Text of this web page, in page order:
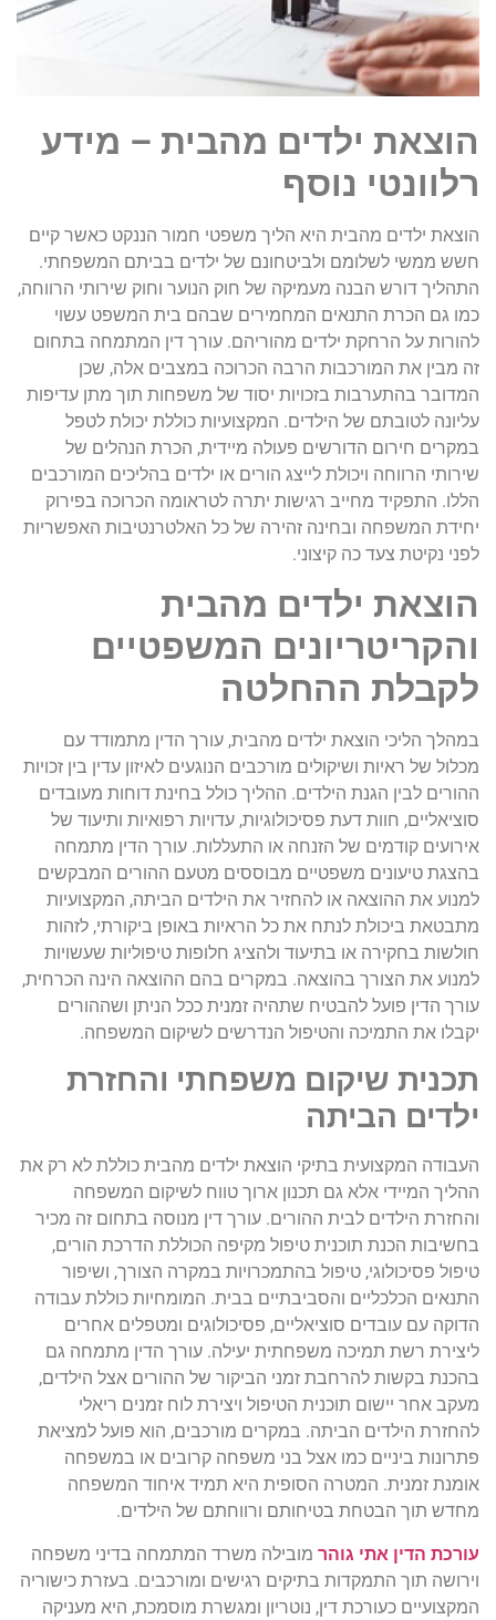
הוצאת ילדים מהבית – מידע
רלוונטי נוסף
הוצאת ילדים מהבית היא הליך משפטי חמור הננקט כאשר קיים
חשש ממשי לשלומם ולביטחונם של ילדים בביתם המשפחתי.
התהליך דורש הבנה מעמיקה של חוק הנוער וחוק שירותי הרווחה,
כמו גם הכרת התנאים המחמירים שבהם בית המשפט עשוי
להורות על הרחקת ילדים מהוריהם. עורך דין המתמחה בתחום
זה מבין את המורכבות הרבה הכרוכה במצבים אלה, שכן
המדובר בהתערבות בזכויות יסוד של משפחות תוך מתן עדיפות
עליונה לטובתם של הילדים. המקצועיות כוללת יכולת לטפל
במקרים חירום הדורשים פעולה מיידית, הכרת הנהלים של
שירותי הרווחה ויכולת לייצג הורים או ילדים בהליכים המורכבים
הללו. התפקיד מחייב רגישות יתרה לטראומה הכרוכה בפירוק
יחידת המשפחה ובחינה זהירה של כל האלטרנטיבות האפשריות
לפני נקיטת צעד כה קיצוני.
הוצאת ילדים מהבית
והקריטריונים המשפטיים
לקבלת ההחלטה
במהלך הליכי הוצאת ילדים מהבית, עורך הדין מתמודד עם
מכלול של ראיות ושיקולים מורכבים הנוגעים לאיזון עדין בין זכויות
ההורים לבין הגנת הילדים. ההליך כולל בחינת דוחות מעובדים
סוציאליים, חוות דעת פסיכולוגיות, עדויות רפואיות ותיעוד של
אירועים קודמים של הזנחה או התעללות. עורך הדין מתמחה
בהצגת טיעונים משפטיים מבוססים מטעם ההורים המבקשים
למנוע את ההוצאה או להחזיר את הילדים הביתה, המקצועיות
מתבטאת ביכולת לנתח את כל הראיות באופן ביקורתי, לזהות
חולשות בחקירה או בתיעוד ולהציג חלופות טיפוליות שעשויות
למנוע את הצורך בהוצאה. במקרים בהם ההוצאה הינה הכרחית,
עורך הדין פועל להבטיח שתהיה זמנית ככל הניתן ושההורים
יקבלו את התמיכה והטיפול הנדרשים לשיקום המשפחה.
תכנית שיקום משפחתי והחזרת
ילדים הביתה
העבודה המקצועית בתיקי הוצאת ילדים מהבית כוללת לא רק את
ההליך המיידי אלא גם תכנון ארוך טווח לשיקום המשפחה
והחזרת הילדים לבית ההורים. עורך דין מנוסה בתחום זה מכיר
בחשיבות הכנת תוכנית טיפול מקיפה הכוללת הדרכת הורים,
טיפול פסיכולוגי, טיפול בהתמכרויות במקרה הצורך, ושיפור
התנאים הכלכליים והסביבתיים בבית. המומחיות כוללת עבודה
הדוקה עם עובדים סוציאליים, פסיכולוגים ומטפלים אחרים
ליצירת רשת תמיכה משפחתית יעילה. עורך הדין מתמחה גם
בהכנת בקשות להרחבת זמני הביקור של ההורים אצל הילדים,
מעקב אחר יישום תוכנית הטיפול ויצירת לוח זמנים ריאלי
להחזרת הילדים הביתה. במקרים מורכבים, הוא פועל למציאת
פתרונות ביניים כמו אצל בני משפחה קרובים או במשפחה
אומנת זמנית. המטרה הסופית היא תמיד איחוד המשפחה
מחדש תוך הבטחת בטיחותם ורווחתם של הילדים.
עורכת הדין אתי גוהר מובילה משרד המתמחה בדיני משפחה
וירושה תוך התמקדות בתיקים רגישים ומורכבים. בעזרת כישוריה
המקצועיים כעורכת דין, נוטריון ומגשרת מוסמכת, היא מעניקה